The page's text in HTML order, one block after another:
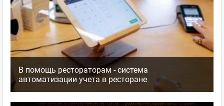
В помощь рестораторам - система
автоматизации учета в ресторане